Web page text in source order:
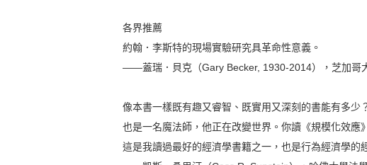
各界推薦
約翰．李斯特的現場實驗研究具革命性意義。
――蓋瑞．貝克（Gary Becker, 1930-2014），芝加哥
像本書一樣既有趣又睿智、既實用又深刻的書能有多少
也是一名魔法師，他正在改變世界。你讀《規模化效應
這是我讀過最好的經濟學書籍之一，也是行為經濟學的